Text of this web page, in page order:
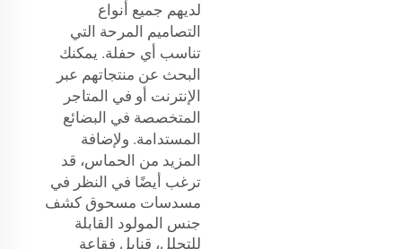
لديهم جميع أنواع
التصاميم المرحة التي
تناسب أي حفلة. يمكنك
البحث عن منتجاتهم عبر
الإنترنت أو في المتاجر
المتخصصة في البضائع
المستدامة. ولإضافة
المزيد من الحماس، قد
ترغب أيضًا في النظر في
مسدسات مسحوق كشف
جنس المولود القابلة
للتحلل، قنابل فقاعة